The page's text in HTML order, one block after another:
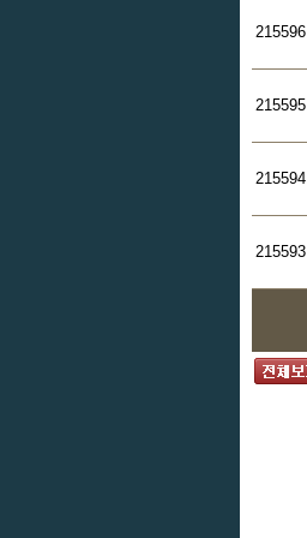
215596
215595
215594
215593